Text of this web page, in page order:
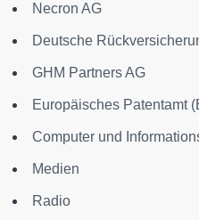
Necron AG
Deutsche
GHM Partners AG
Europäisches Patentamt
Computer und
Medien
Radio